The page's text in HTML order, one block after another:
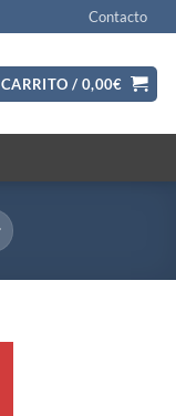
Contacto
CARRITO / 0,00€